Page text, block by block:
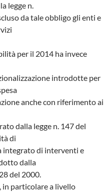
legge n.
da tale obbligo gli enti e
per il 2014 ha invece
introdotte per
anche con riferimento ai
dalla legge n. 147 del
di
integrato di interventi e
dalla
del 2000.
particolare a livello